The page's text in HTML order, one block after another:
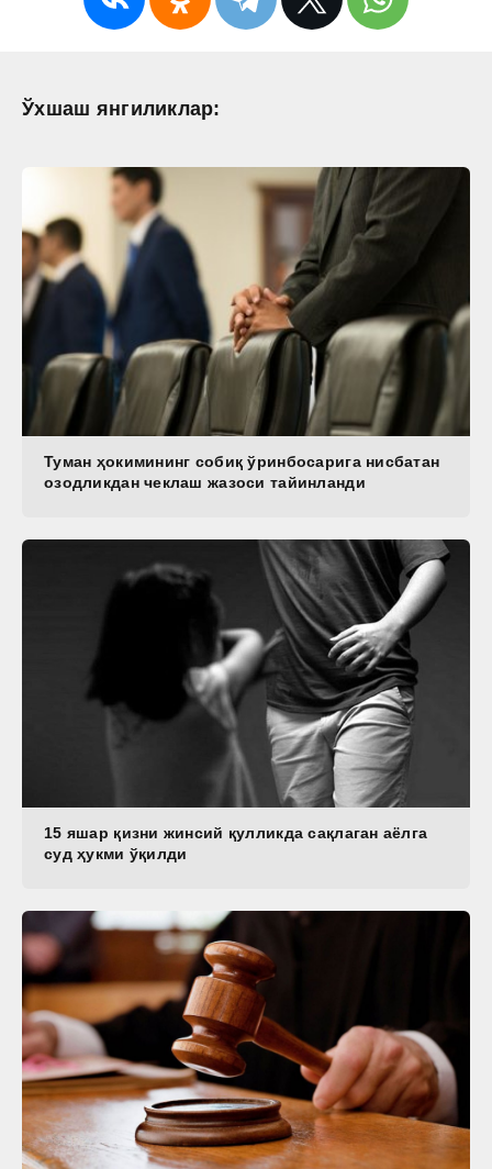
Ўхшаш янгиликлар:
Туман ҳокимининг собиқ ўринбосарига нисбатан
озодликдан чеклаш жазоси тайинланди
15 яшар қизни жинсий қулликда сақлаган аёлга
суд ҳукми ўқилди